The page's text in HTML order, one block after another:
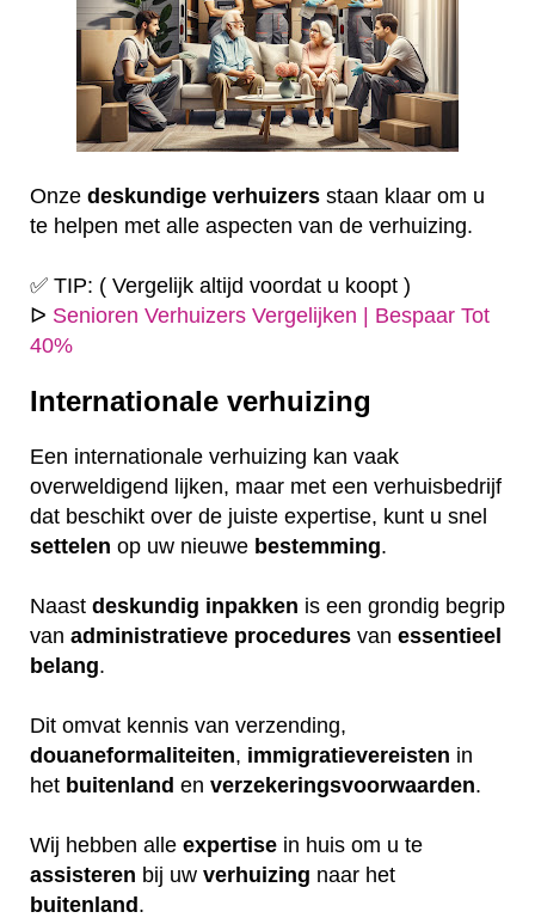
Onze deskundige verhuizers staan klaar om u
te helpen met alle aspecten van de verhuizing.
✅ TIP: ( Vergelijk altijd voordat u koopt )
ᐅ Senioren Verhuizers Vergelijken | Bespaar Tot
40%
Internationale verhuizing
Een internationale verhuizing kan vaak
overweldigend lijken, maar met een verhuisbedrijf
dat beschikt over de juiste expertise, kunt u snel
settelen op uw nieuwe bestemming.
Naast deskundig inpakken is een grondig begrip
van administratieve procedures van essentieel
belang.
Dit omvat kennis van verzending,
douaneformaliteiten, immigratievereisten in
het buitenland en verzekeringsvoorwaarden.
Wij hebben alle expertise in huis om u te
assisteren bij uw verhuizing naar het
buitenland.